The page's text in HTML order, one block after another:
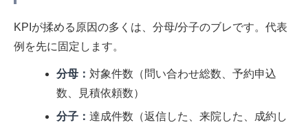
KPIが揉める原因の多くは、分母/分子のブレです。代表
例を先に固定します。
分母： 対象件数（問い合わせ総数、予約申込
数、見積依頼数）
分子：達成件数（返信した、来院した、成約し